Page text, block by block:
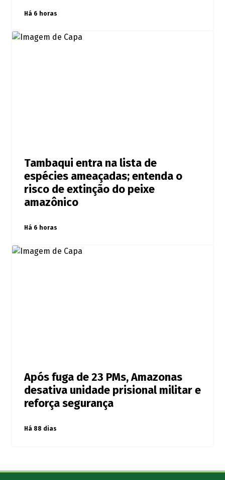
Há 6 horas
Tambaqui entra na lista de
espécies ameaçadas; entenda o
risco de extinção do peixe
amazônico
Há 6 horas
Após fuga de 23 PMs, Amazonas
desativa unidade prisional militar e
reforça segurança
Há 88 dias